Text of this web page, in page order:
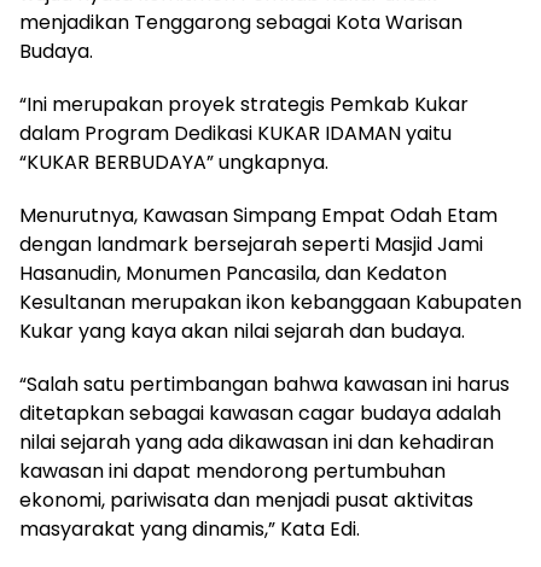
menjadikan Tenggarong sebagai Kota Warisan
Budaya.
“Ini merupakan proyek strategis Pemkab Kukar
dalam Program Dedikasi KUKAR IDAMAN yaitu
“KUKAR BERBUDAYA” ungkapnya.
Menurutnya, Kawasan Simpang Empat Odah Etam
dengan landmark bersejarah seperti Masjid Jami
Hasanudin, Monumen Pancasila, dan Kedaton
Kesultanan merupakan ikon kebanggaan Kabupaten
Kukar yang kaya akan nilai sejarah dan budaya.
“Salah satu pertimbangan bahwa kawasan ini harus
ditetapkan sebagai kawasan cagar budaya adalah
nilai sejarah yang ada dikawasan ini dan kehadiran
kawasan ini dapat mendorong pertumbuhan
ekonomi, pariwisata dan menjadi pusat aktivitas
masyarakat yang dinamis,” Kata Edi.